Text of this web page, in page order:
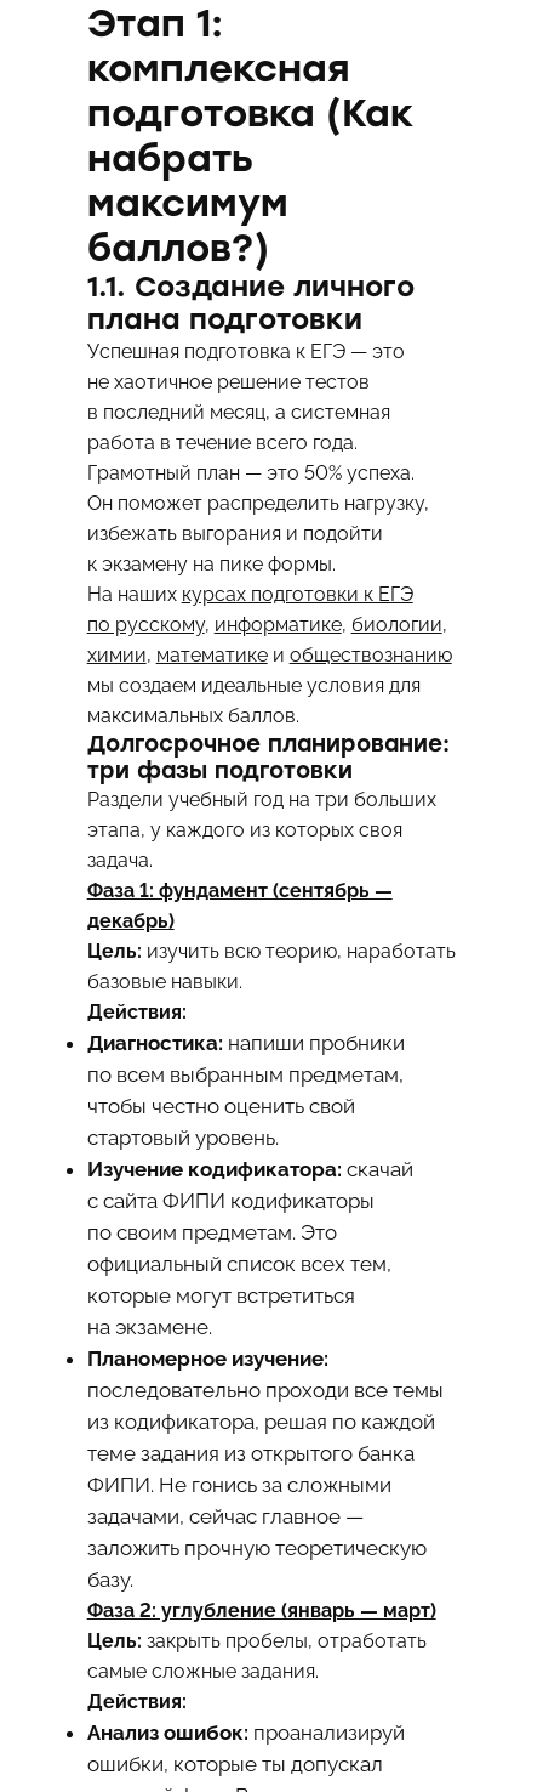
Этап 1:
комплексная
подготовка (Как
набрать
максимум
баллов?)
1.1. Создание личного
плана подготовки
Успешная подготовка к ЕГЭ — это
не хаотичное решение тестов
в последний месяц, а системная
работа в течение всего года.
Грамотный план — это 50% успеха.
Он поможет распределить нагрузку,
избежать выгорания и подойти
к экзамену на пике формы.
На наших курсах подготовки к ЕГЭ
по русскому, информатике, биологии,
химии, математикеи обществознанию
мы создаем идеальные условия для
максимальных баллов.
Долгосрочное планирование:
три фазы подготовки
Раздели учебный год на три больших
этапа, у каждого из которых своя
задача.
Фаза 1: фундамент (сентябрь —
декабрь)
Цель: изучить всю теорию, наработать
базовые навыки.
Действия:
Диагностика: напиши пробники
по всем выбранным предметам,
чтобы честно оценить свой
стартовый уровень.
Изучение кодификатора: скачай
с сайта ФИПИ кодификаторы
по своим предметам. Это
официальный список всех тем,
которые могут встретиться
на экзамене.
Планомерное изучение:
последовательно проходи все темы
из кодификатора, решая по каждой
теме задания из открытого банка
ФИПИ. Не гонись за сложными
задачами, сейчас главное —
заложить прочную теоретическую
базу.
Фаза 2: углубление (январь — март)
Цель: закрыть пробелы, отработать
самые сложные задания.
Действия:
Анализ ошибок: проанализируй
ошибки, которые ты допускал